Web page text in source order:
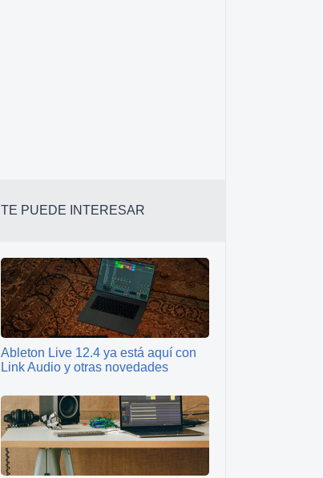
TE PUEDE INTERESAR
Ableton Live 12.4 ya está aquí con
Link Audio y otras novedades